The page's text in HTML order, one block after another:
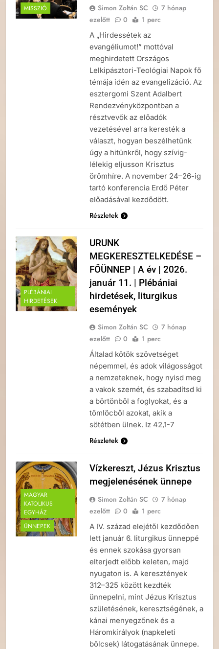
MISSZIÓ
Simon Zoltán SC
7 hónap
ezelőtt
0 1 perc
A „Hirdessétek az
evangéliumot!” mottóval
meghirdetett Országos
Lelkipásztori-Teológiai Napok fő
témája idén az evangelizáció. Az
esztergomi Szent Adalbert
Rendezvényközpontban a
résztvevők az előadók
vezetésével arra keresték a
választ, hogyan beszélhetünk
úgy a hitünkről, hogy szívig-
lélekig eljusson Krisztus
örömhíre. A november 24–26-ig
tartó konferencia Erdő Péter
előadásával kezdődött.
Részletek
PLÉBÁNIAI
HIRDETÉSEK
URUNK
MEGKERESZTELKEDÉSE –
FŐÜNNEP | A év | 2026.
január 11. | Plébániai
hirdetések, liturgikus
események
Simon Zoltán SC
7 hónap
ezelőtt
0 1 perc
Általad kötök szövetséget
népemmel, és adok világosságot
a nemzeteknek, hogy nyisd meg
a vakok szemét, és szabadítsd ki
a börtönből a foglyokat, és a
tömlöcből azokat, akik a
sötétben ülnek. Iz 42,1-7
Részletek
MAGYAR
KATOLIKUS
EGYHÁZ
ÜNNEPEK
Vízkereszt, Jézus Krisztus
megjelenésének ünnepe
Simon Zoltán SC
7 hónap
ezelőtt
0 1 perc
A IV. század elejétől kezdődően
lett január 6. liturgikus ünneppé
és ennek szokása gyorsan
elterjedt előbb keleten, majd
nyugaton is. A keresztények
312–325 között kezdték
ünnepelni, mint Jézus Krisztus
születésének, keresztségének, a
kánai menyegzőnek és a
Háromkirályok (napkeleti
bölcsek) látogatásának ünnepe.